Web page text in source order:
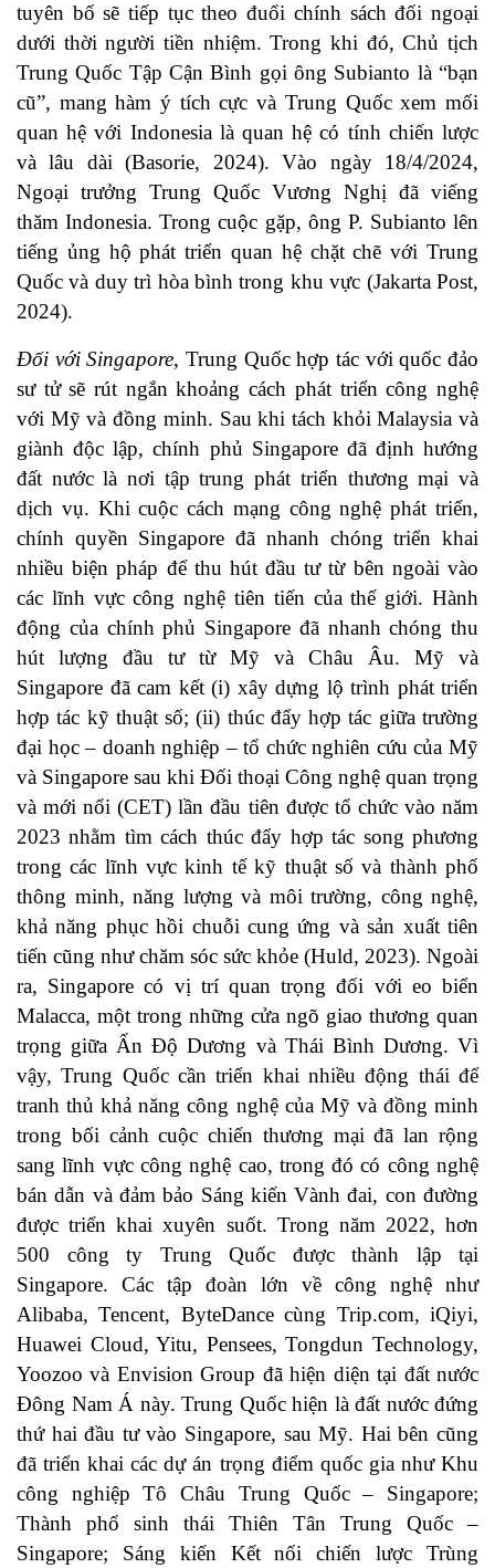
tuyên bố sẽ tiếp tục theo đuổi chính sách đối ngoại
dưới thời người tiền nhiệm. Trong khi đó, Chủ tịch
Trung Quốc Tập Cận Bình gọi ông Subianto là “bạn
cũ”, mang hàm ý tích cực và Trung Quốc xem mối
quan hệ với Indonesia là quan hệ có tính chiến lược
và lâu dài (Basorie, 2024). Vào ngày 18/4/2024,
Ngoại trưởng Trung Quốc Vương Nghị đã viếng
thăm Indonesia. Trong cuộc gặp, ông P. Subianto lên
tiếng ủng hộ phát triển quan hệ chặt chẽ với Trung
Quốc và duy trì hòa bình trong khu vực (Jakarta Post,
2024).
Đối với Singapore, Trung Quốc hợp tác với quốc đảo
sư tử sẽ rút ngắn khoảng cách phát triển công nghệ
với Mỹ và đồng minh. Sau khi tách khỏi Malaysia và
giành độc lập, chính phủ Singapore đã định hướng
đất nước là nơi tập trung phát triển thương mại và
dịch vụ. Khi cuộc cách mạng công nghệ phát triển,
chính quyền Singapore đã nhanh chóng triển khai
nhiều biện pháp để thu hút đầu tư từ bên ngoài vào
các lĩnh vực công nghệ tiên tiến của thế giới. Hành
động của chính phủ Singapore đã nhanh chóng thu
hút lượng đầu tư từ Mỹ và Châu Âu. Mỹ và
Singapore đã cam kết (i) xây dựng lộ trình phát triển
hợp tác kỹ thuật số; (ii) thúc đẩy hợp tác giữa trường
đại học – doanh nghiệp – tổ chức nghiên cứu của Mỹ
và Singapore sau khi Đối thoại Công nghệ quan trọng
và mới nổi (CET) lần đầu tiên được tổ chức vào năm
2023 nhằm tìm cách thúc đẩy hợp tác song phương
trong các lĩnh vực kinh tế kỹ thuật số và thành phố
thông minh, năng lượng và môi trường, công nghệ,
khả năng phục hồi chuỗi cung ứng và sản xuất tiên
tiến cũng như chăm sóc sức khỏe (Huld, 2023). Ngoài
ra, Singapore có vị trí quan trọng đối với eo biển
Malacca, một trong những cửa ngõ giao thương quan
trọng giữa Ấn Độ Dương và Thái Bình Dương. Vì
vậy, Trung Quốc cần triển khai nhiều động thái để
tranh thủ khả năng công nghệ của Mỹ và đồng minh
trong bối cảnh cuộc chiến thương mại đã lan rộng
sang lĩnh vực công nghệ cao, trong đó có công nghệ
bán dẫn và đảm bảo Sáng kiến Vành đai, con đường
được triển khai xuyên suốt. Trong năm 2022, hơn
500 công ty Trung Quốc được thành lập tại
Singapore. Các tập đoàn lớn về công nghệ như
Alibaba, Tencent, ByteDance cùng Trip.com, iQiyi,
Huawei Cloud, Yitu, Pensees, Tongdun Technology,
Yoozoo và Envision Group đã hiện diện tại đất nước
Đông Nam Á này. Trung Quốc hiện là đất nước đứng
thứ hai đầu tư vào Singapore, sau Mỹ. Hai bên cũng
đã triển khai các dự án trọng điểm quốc gia như Khu
công nghiệp Tô Châu Trung Quốc – Singapore;
Thành phố sinh thái Thiên Tân Trung Quốc –
Singapore; Sáng kiến Kết nối chiến lược Trùng